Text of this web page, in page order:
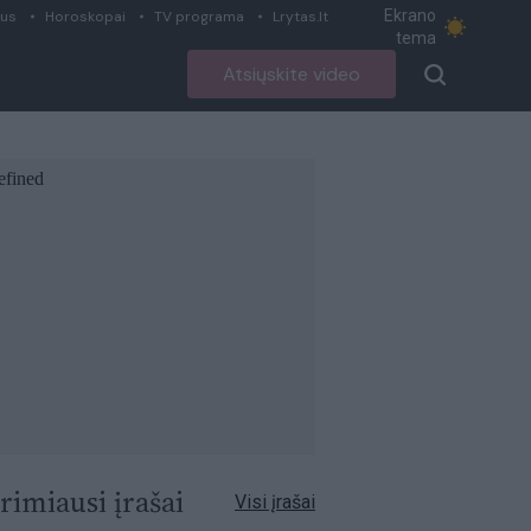
Horoskopai TV programa Lrytas.lt
Ekrano
tema
Atsiųskite video
įrašai Visi įrašai